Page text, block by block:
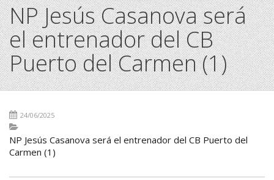
NP Jesús Casanova será
el entrenador del CB
Puerto del Carmen (1)
24/06/2025
NP Jesús Casanova será el entrenador del CB Puerto del
Carmen (1)